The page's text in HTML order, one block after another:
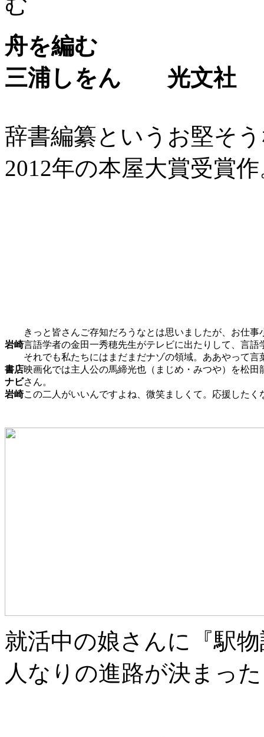
舟を編む
三浦しをん 光文社
辞書編纂というお堅そ
2012年の本屋大賞受賞
岩崎
きっと皆さんご存知だろうなとは思いましたが、お仕
言語学者の金田一秀穂先生がテレビに出たりして、言
それでも私たちにはまだまだナゾの領域。ああやって
書店
ナビ
映画化では主人公の馬締光也（まじめ・みつや）を松
さん。
岩崎この二人がいいんですよね、微笑ましくて。応援したく
就活中の娘さんに『駅
人なりの進路が決まっ